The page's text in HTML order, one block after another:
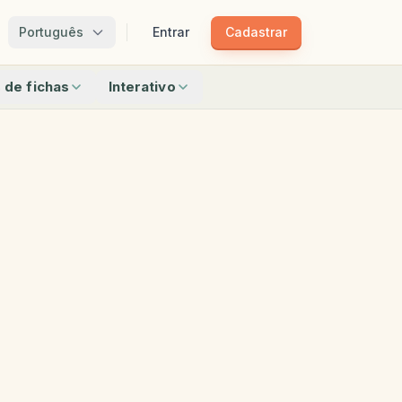
Português Entrar Cadastrar
de fichas Interativo
Pareamento